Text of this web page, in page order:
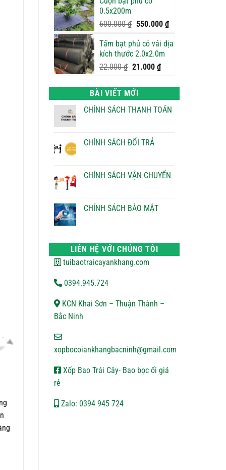
700.000 ₫.
0.5x200m
600.000₫ Giá
gốc
là:
600.000 ₫.
550.000 ₫Giá
hiện
tại
Tấm bạt phủ cỏ vải địa
kích thước 2.0x2.0m
22.000₫ Giá
gốc
là:
22.000 ₫.
21.000 ₫Giá
hiện
tại
là:
21.000 ₫.
BÀI VIẾT MỚI
CHÍNH SÁCH THANH TOÁN
luận
ở
TOÁN
CHÍNH SÁCH ĐỔI TRẢ
luận
ở
TRẢ
CHÍNH SÁCH VẬN CHUYỂN
luận
ởCHÍNH SÁCH BẢO MẬT
ở
CHÍNH
SÁCH
BẢO
LIÊN HỆ VỚI CHÚNG TÔI
tuibaotraicayankhang.com
0394.945.724
KCN Khai Sơn – Thuận Thành –
Bắc Ninh
xopbocoiankhangbacninh@gmail.com
Xốp Bao Trái Cây- Bao bọc ổi giá
rẻ
Zalo: 0394 945 724